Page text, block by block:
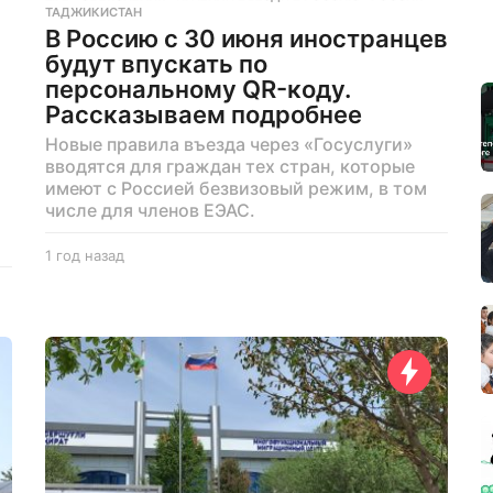
ТАДЖИКИСТАН
В Россию с 30 июня иностранцев
будут впускать по
персональному QR-коду.
Рассказываем подробнее
Новые правила въезда через «Госуслуги»
вводятся для граждан тех стран, которые
имеют с Россией безвизовый режим, в том
числе для членов ЕЭАС.
1 год назад
н
а
д